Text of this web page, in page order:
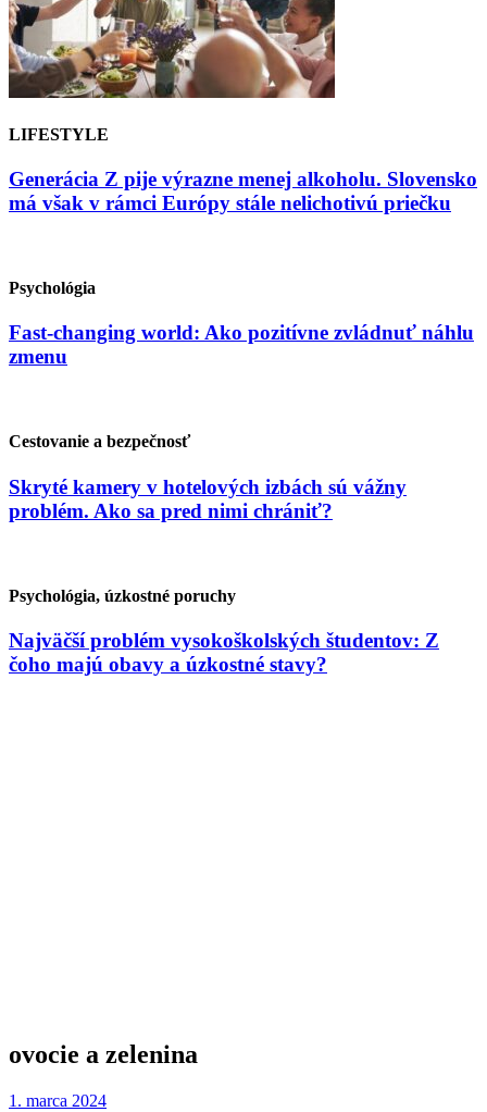
LIFESTYLE
Generácia Z pije výrazne menej alkoholu. Slovensko
má však v rámci Európy stále nelichotivú priečku
Psychológia
Fast-changing world: Ako pozitívne zvládnuť náhlu
zmenu
Cestovanie a bezpečnosť
Skryté kamery v hotelových izbách sú vážny
problém. Ako sa pred nimi chrániť?
Psychológia, úzkostné poruchy
Najväčší problém vysokoškolských študentov: Z
čoho majú obavy a úzkostné stavy?
ovocie a zelenina
1. marca 2024